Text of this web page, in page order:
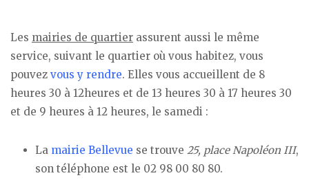
Les mairies de quartier assurent aussi le même
service, suivant le quartier où vous habitez, vous
pouvez vous y rendre. Elles vous accueillent de 8
heures 30 à 12heures et de 13 heures 30 à 17 heures 30
et de 9 heures à 12 heures, le samedi :
La mairie Bellevue se trouve 25, place Napoléon III,
son téléphone est le 02 98 00 80 80.